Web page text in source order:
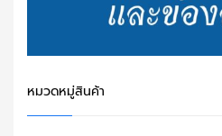
หมวดหมู่สินค้า